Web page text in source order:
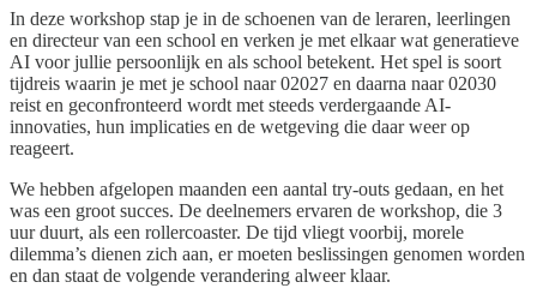
In deze workshop stap je in de schoenen van de leraren, leerlingen
en directeur van een school en verken je met elkaar wat generatieve
AI voor jullie persoonlijk en als school betekent. Het spel is soort
tijdreis waarin je met je school naar 02027 en daarna naar 02030
reist en geconfronteerd wordt met steeds verdergaande AI-
innovaties, hun implicaties en de wetgeving die daar weer op
reageert.
We hebben afgelopen maanden een aantal try-outs gedaan, en het
was een groot succes. De deelnemers ervaren de workshop, die 3
uur duurt, als een rollercoaster. De tijd vliegt voorbij, morele
dilemma’s dienen zich aan, er moeten beslissingen genomen worden
en dan staat de volgende verandering alweer klaar.